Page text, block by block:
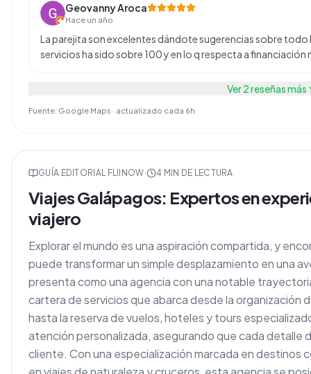
Geovanny Aroca
Hace un año
La parejita son excelentes dándote sugerencias sobre todo
servicios ha sido sobre 100 y en lo q respecta a
Ver2reseñas más
Fuente: Google Maps · actualizado cada 6h
GUÍA EDITORIAL FLIINOW· 4 MIN DE LECTURA
Viajes Galápagos: Expertos en
viajero
Explorar el mundo es una aspiración compartida, y
puede transformar un simple desplazamiento en una
presenta como una agencia con una notable
cartera de servicios que abarca desde la
hasta la reserva de vuelos, hoteles y tours
atención personalizada, asegurando que cada detalle
cliente. Con una especialización marcada en destinos